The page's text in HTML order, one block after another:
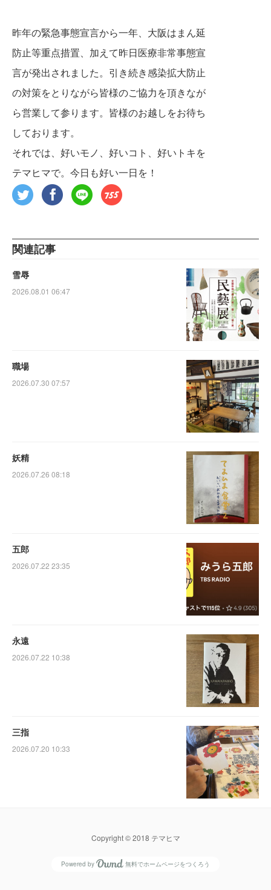
昨年の緊急事態宣言から一年、大阪はまん延
防止等重点措置、加えて昨日医療非常事態宣
言が発出されました。引き続き感染拡大防止
の対策をとりながら皆様のご協力を頂きなが
ら営業して参ります。皆様のお越しをお待ち
しております。
それでは、好いモノ、好いコト、好いトキを
テマヒマで。今日も好い一日を！
関連記事
雪辱
2026.08.01 06:47
職場
2026.07.30 07:57
妖精
2026.07.26 08:18
五郎
2026.07.22 23:35
永遠
2026.07.22 10:38
三指
2026.07.20 10:33
Copyright © 2018 テマヒマ
Powered by 無料でホームページをつくろう